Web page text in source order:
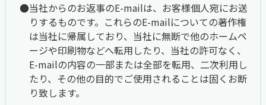
当社からのお返事のE-mailは、お客様個人宛にお送
りするものです。これらのE-mailについての著作権
は当社に帰属しており、当社に無断で他のホームペ
ージや印刷物などへ転用したり、当社の許可なく、
E-mailの内容の一部または全部を転用、二次利用し
たり、その他の目的でご使用されることは固くお断
り致します。